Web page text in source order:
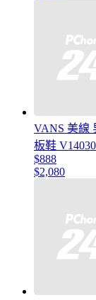
VANS 美線
板鞋
$888
$2,080